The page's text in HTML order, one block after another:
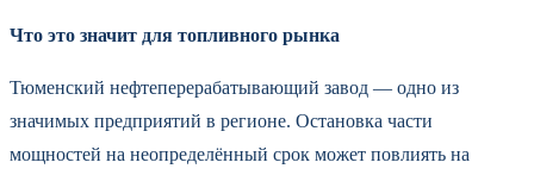
Что это значит для топливного рынка
Тюменский нефтеперерабатывающий завод — одно из
значимых предприятий в регионе. Остановка части
мощностей на неопределённый срок может повлиять на